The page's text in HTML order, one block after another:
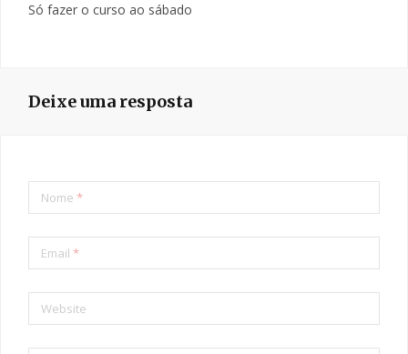
Só fazer o curso ao sábado
Deixe uma resposta
Nome *
Email *
Website